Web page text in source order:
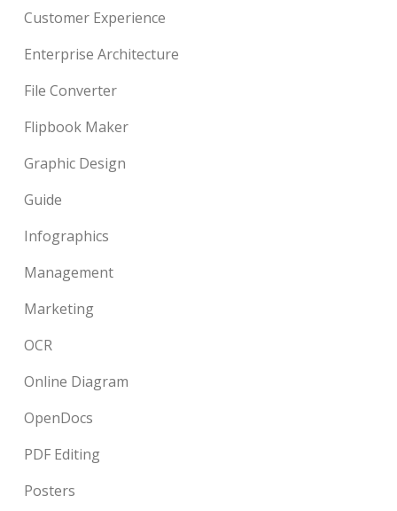
Customer Experience
Enterprise Architecture
File Converter
Flipbook Maker
Graphic Design
Guide
Infographics
Management
Marketing
OCR
Online Diagram
OpenDocs
PDF Editing
Posters